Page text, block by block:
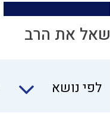
שאל את הרב
לפי נושא